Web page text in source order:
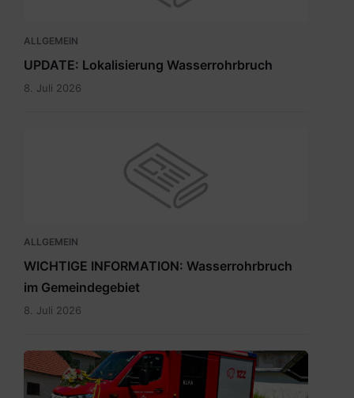
ALLGEMEIN
UPDATE: Lokalisierung Wasserrohrbruch
8. Juli 2026
ALLGEMEIN
WICHTIGE INFORMATION: Wasserrohrbruch
im Gemeindegebiet
8. Juli 2026
IMG-
20260705-